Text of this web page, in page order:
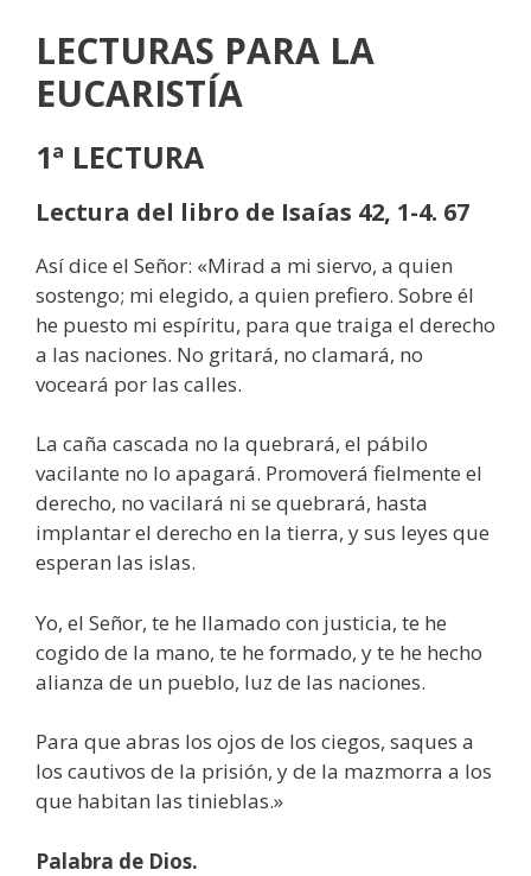
LECTURAS PARA LA
EUCARISTÍA
1ª LECTURA
Lectura del libro de Isaías 42, 1-4. 67
Así dice el Señor: «Mirad a mi siervo, a quien
sostengo; mi elegido, a quien prefiero. Sobre él
he puesto mi espíritu, para que traiga el derecho
a las naciones. No gritará, no clamará, no
voceará por las calles.
La caña cascada no la quebrará, el pábilo
vacilante no lo apagará. Promoverá fielmente el
derecho, no vacilará ni se quebrará, hasta
implantar el derecho en la tierra, y sus leyes que
esperan las islas.
Yo, el Señor, te he llamado con justicia, te he
cogido de la mano, te he formado, y te he hecho
alianza de un pueblo, luz de las naciones.
Para que abras los ojos de los ciegos, saques a
los cautivos de la prisión, y de la mazmorra a los
que habitan las tinieblas.»
Palabra de Dios.